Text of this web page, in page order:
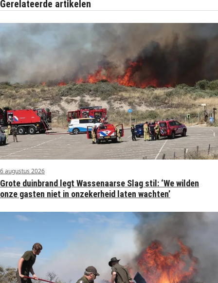
Gerelateerde artikelen
6 augustus 2026
Grote duinbrand legt Wassenaarse Slag stil: ‘We wilden
onze gasten niet in onzekerheid laten wachten’